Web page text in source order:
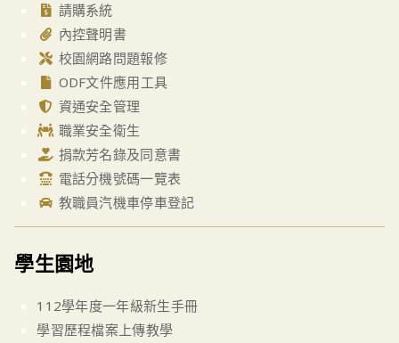
請購系統
內控聲明書
校園網路問題報修
ODF文件應用工具
資通安全管理
職業安全衛生
捐款芳名錄及同意書
電話分機號碼一覽表
教職員汽機車停車登記
學生園地
112學年度一年級新生手冊
學習歷程檔案上傳教學